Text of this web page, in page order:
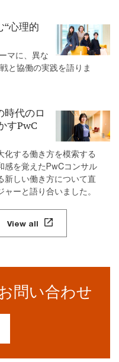
“心理的
マに、異な
と協働の実践を語りま
時代のロ
すPwC
化する働き方を模索する
感を覚えたPwCコンサル
新しい働き方について直
ーと語り合いました。
View all
問い合わせ